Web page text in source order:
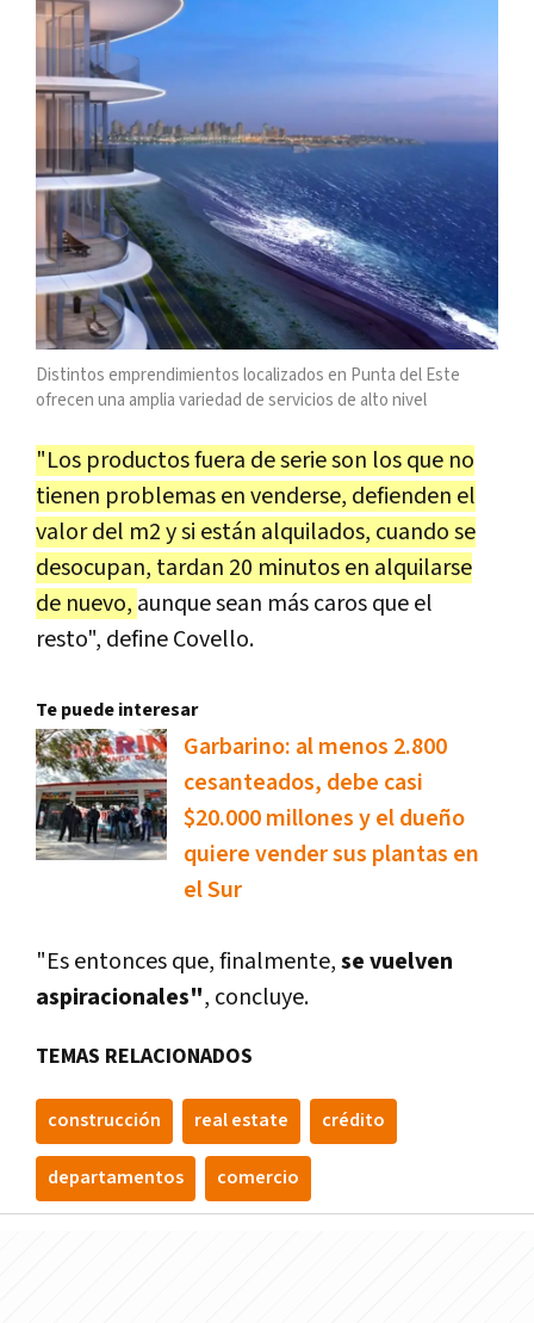
Distintos emprendimientos localizados en Punta del Este
ofrecen una amplia variedad de servicios de alto nivel
"Los productos fuera de serie son los que no
tienen problemas en venderse, defienden el
valor del m2 y si están alquilados, cuando se
desocupan, tardan 20 minutos en alquilarse
de nuevo, aunque sean más caros que el
resto", define Covello.
Te puede interesar
Garbarino: al menos 2.800
cesanteados, debe casi
$20.000 millones y el dueño
quiere vender sus plantas en
el Sur
"Es entonces que, finalmente,se vuelven
aspiracionales", concluye.
TEMAS RELACIONADOS
construcción real estate crédito
departamentos comercio